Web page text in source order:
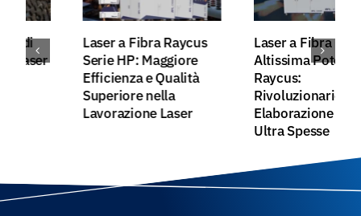
Laser a Fibra Raycus
Serie HP: Maggiore
Efficienza e Qualità
Superiore nella
Lavorazione Laser
Laser a Fibra CW ad
Altissima Potenza
Raycus:
Rivoluzionario
Elaborazione di Lastre
Ultra Spesse